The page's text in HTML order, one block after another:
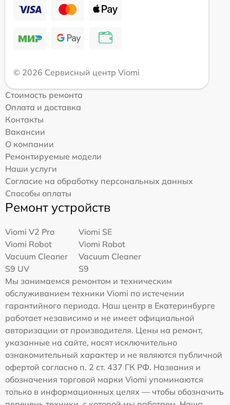
© 2026 Сервисный центр Viomi
Стоимость ремонта
Оплата и доставка
Контакты
Вакансии
О компании
Ремонтируемые модели
Наши услуги
Согласие на обработку персональных данных
Способы оплаты
Ремонт устройств
Viomi V2 Pro
Viomi SE
Viomi Robot
Vacuum Cleaner
S9 UV
Viomi Robot
Vacuum Cleaner
S9
Мы занимаемся ремонтом и техническим
обслуживанием техники Viomi по истечении
гарантийного периода. Наш центр в Екатеринбурге
работает независимо и не имеет официальной
авторизации от производителя. Цены на ремонт,
указанные на сайте, носят исключительно
ознакомительный характер и не являются публичной
офертой согласно п. 2 ст. 437 ГК РФ. Названия и
обозначения торговой марки Viomi упоминаются
только в информационных целях — чтобы обозначить